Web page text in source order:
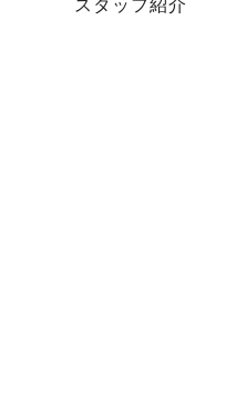
スタッフ紹介